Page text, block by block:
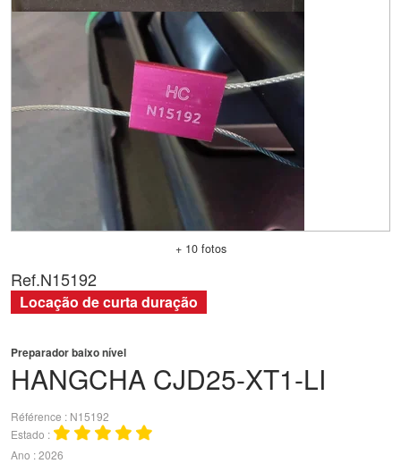
+ 10 fotos
HANGCHA CJD25-XT1-LI
Preparador baixo nível
Référence
N15192
Estado
Ano 2026
Ref.N15192
Locação de curta duração